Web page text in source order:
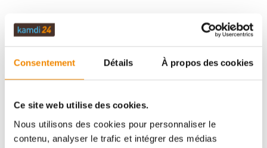
Consentement Détails À propos des cookies
Ce site web utilise des cookies.
Nous utilisons des cookies pour personnaliser le
contenu, analyser le trafic et intégrer des médias
DESCRIPTION
ÉVALUATIONS (0)